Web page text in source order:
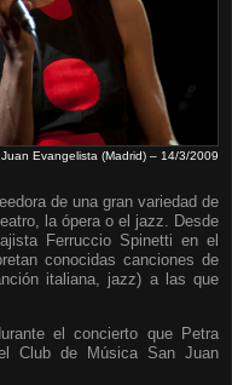
Evangelista (Madrid) – 14/3/2009
de una gran variedad de
la ópera o el jazz. Desde
Ferruccio Spinetti en el
conocidas canciones de
italiana, jazz) a las que
el concierto que Petra
Club de Música San Juan